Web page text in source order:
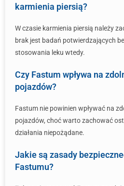
karmienia piersią?
W czasie karmienia piersią należy
brak jest badań potwierdzających
stosowania leku wtedy.
Czy Fastum wpływa na
pojazdów?
Fastum nie powinien wpływać na
pojazdów, choć warto zachować
działania niepożądane.
Jakie są zasady
Fastumu?